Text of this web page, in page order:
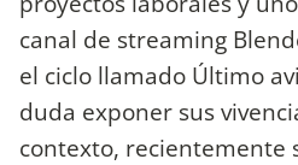
canal de streaming
el ciclo llamado Último
duda exponer sus
contexto, recientemente